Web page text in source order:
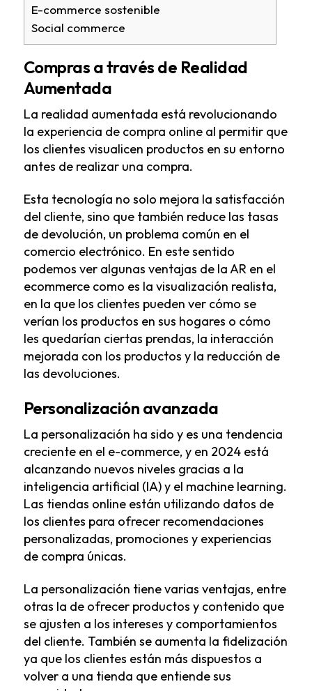
E-commerce sostenible
Social commerce
Compras a través de Realidad
Aumentada
La realidad aumentada está revolucionando
la experiencia de compra online al permitir que
los clientes visualicen productos en su entorno
antes de realizar una compra.
Esta tecnología no solo mejora la satisfacción
del cliente, sino que también reduce las tasas
de devolución, un problema común en el
comercio electrónico. En este sentido
podemos ver algunas ventajas de la AR en el
ecommerce como es la visualización realista,
en la que los clientes pueden ver cómo se
verían los productos en sus hogares o cómo
les quedarían ciertas prendas, la interacción
mejorada con los productos y la reducción de
las devoluciones.
Personalización avanzada
La personalización ha sido y es una tendencia
creciente en el e-commerce, y en 2024 está
alcanzando nuevos niveles gracias a la
inteligencia artificial (IA) y el machine learning.
Las tiendas online están utilizando datos de
los clientes para ofrecer recomendaciones
personalizadas, promociones y experiencias
de compra únicas.
La personalización tiene varias ventajas, entre
otras la de ofrecer productos y contenido que
se ajusten a los intereses y comportamientos
del cliente. También se aumenta la fidelización
ya que los clientes están más dispuestos a
volver a una tienda que entiende sus